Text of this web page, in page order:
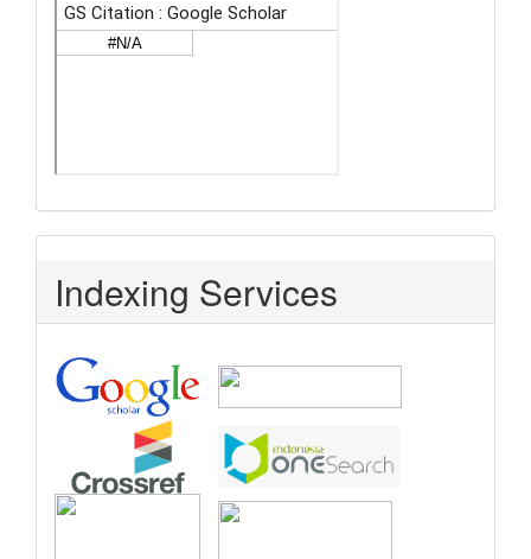
Indexing Services